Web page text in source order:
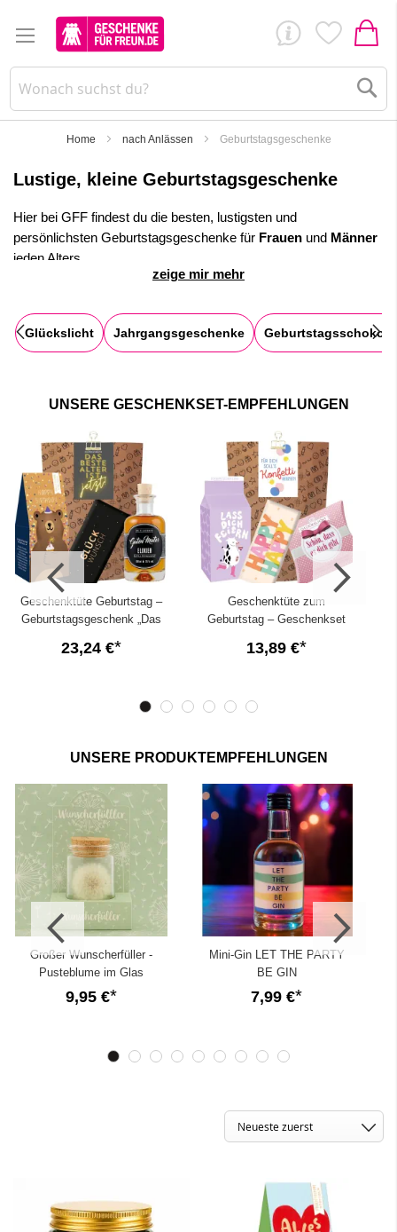
Home nach Anlässen Geburtstagsgeschenke
Lustige, kleine Geburtstagsgeschenke
Hier bei GFF findest du die besten, lustigsten und
persönlichsten Geburtstagsgeschenke für Frauen und Männer
jeden Alters.
Geschenkboxen für dich vorbereitet. Viele kleine
Aufmerksamkeiten zum Verschenken für Geburtstage.
mit deinenpersönlichen Glückwünschen!
Geburtstage!
✓Gestalte mit unserem Geschenkekonfiguratordein
ganz persönliches Geburtstagsgeschenk!
zeige mir mehr
Glückslicht Jahrgangsgeschenke
UNSERE GESCHENKSET-EMPFEHLUNGEN
Geschenktüte Geburtstag –
Geburtstagsgeschenk „Das
23,24 €
Geschenktüte zum
Geburtstag – Geschenkset
13,89 €
UNSERE PRODUKTEMPFEHLUNGEN
Großer Wunscherfüller -
Pusteblume im Glas
9,95 €
Mini-Gin LET THE PARTY
BE GIN
7,99 €